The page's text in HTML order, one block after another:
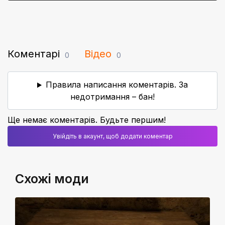
Коментарі 0 Відео 0
Правила написання коментарів. За
недотримання – бан!
Ще немає коментарів. Будьте першим!
Увійдіть в акаунт, щоб додати коментар
Схожі моди